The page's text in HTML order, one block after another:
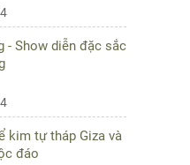
- Show diễn đặc sắc
kim tự tháp Giza và
đáo